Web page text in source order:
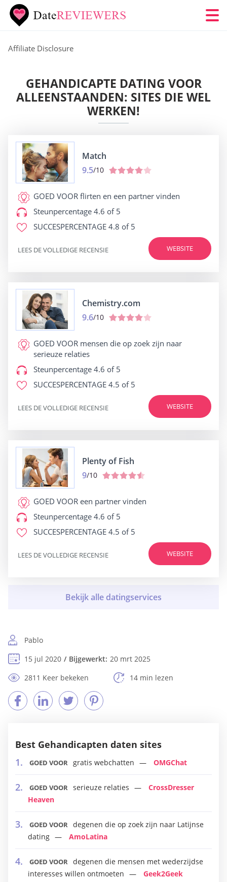
Affiliate Disclosure
GEHANDICAPTE DATING VOOR
ALLEENSTAANDEN: SITES DIE WEL
WERKEN!
Match
9.5/10
GOED VOOR flirten en een partner vinden
Steunpercentage 4.6 of 5
SUCCESPERCENTAGE 4.8 of 5
WEBSITE
LEES DE VOLLEDIGE RECENSIE
Chemistry.com
9.6/10
GOED VOOR mensen die op zoek zijn naar
serieuze relaties
Steunpercentage 4.6 of 5
SUCCESPERCENTAGE 4.5 of 5
WEBSITE
LEES DE VOLLEDIGE RECENSIE
Plenty of Fish
9/10
GOED VOOR een partner vinden
Steunpercentage 4.6 of 5
SUCCESPERCENTAGE 4.5 of 5
WEBSITE
LEES DE VOLLEDIGE RECENSIE
Pablo
15 jul 2020
Bijgewerkt: 20 mrt 2025
2811 Keer bekeken
14 min lezen
Best Gehandicapten daten sites
GOED VOOR gratis webchatten OMGChat
GOED VOOR serieuze relaties
CrossDresser
Heaven
GOED VOOR degenen die op zoek zijn naar Latijnse
dating
AmoLatina
GOED VOOR degenen die mensen met wederzijdse
interesses willen ontmoeten
Geek2Geek